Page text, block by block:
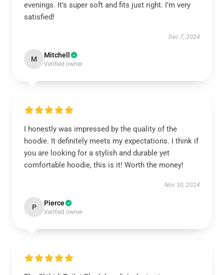
evenings. It’s super soft and fits just right. I’m very
satisfied!
Dec 7, 2024
M Mitchell
Verified owner
I honestly was impressed by the quality of the
hoodie. It definitely meets my expectations. I think if
you are looking for a stylish and durable yet
comfortable hoodie, this is it! Worth the money!
Nov 30, 2024
P Pierce
Verified owner